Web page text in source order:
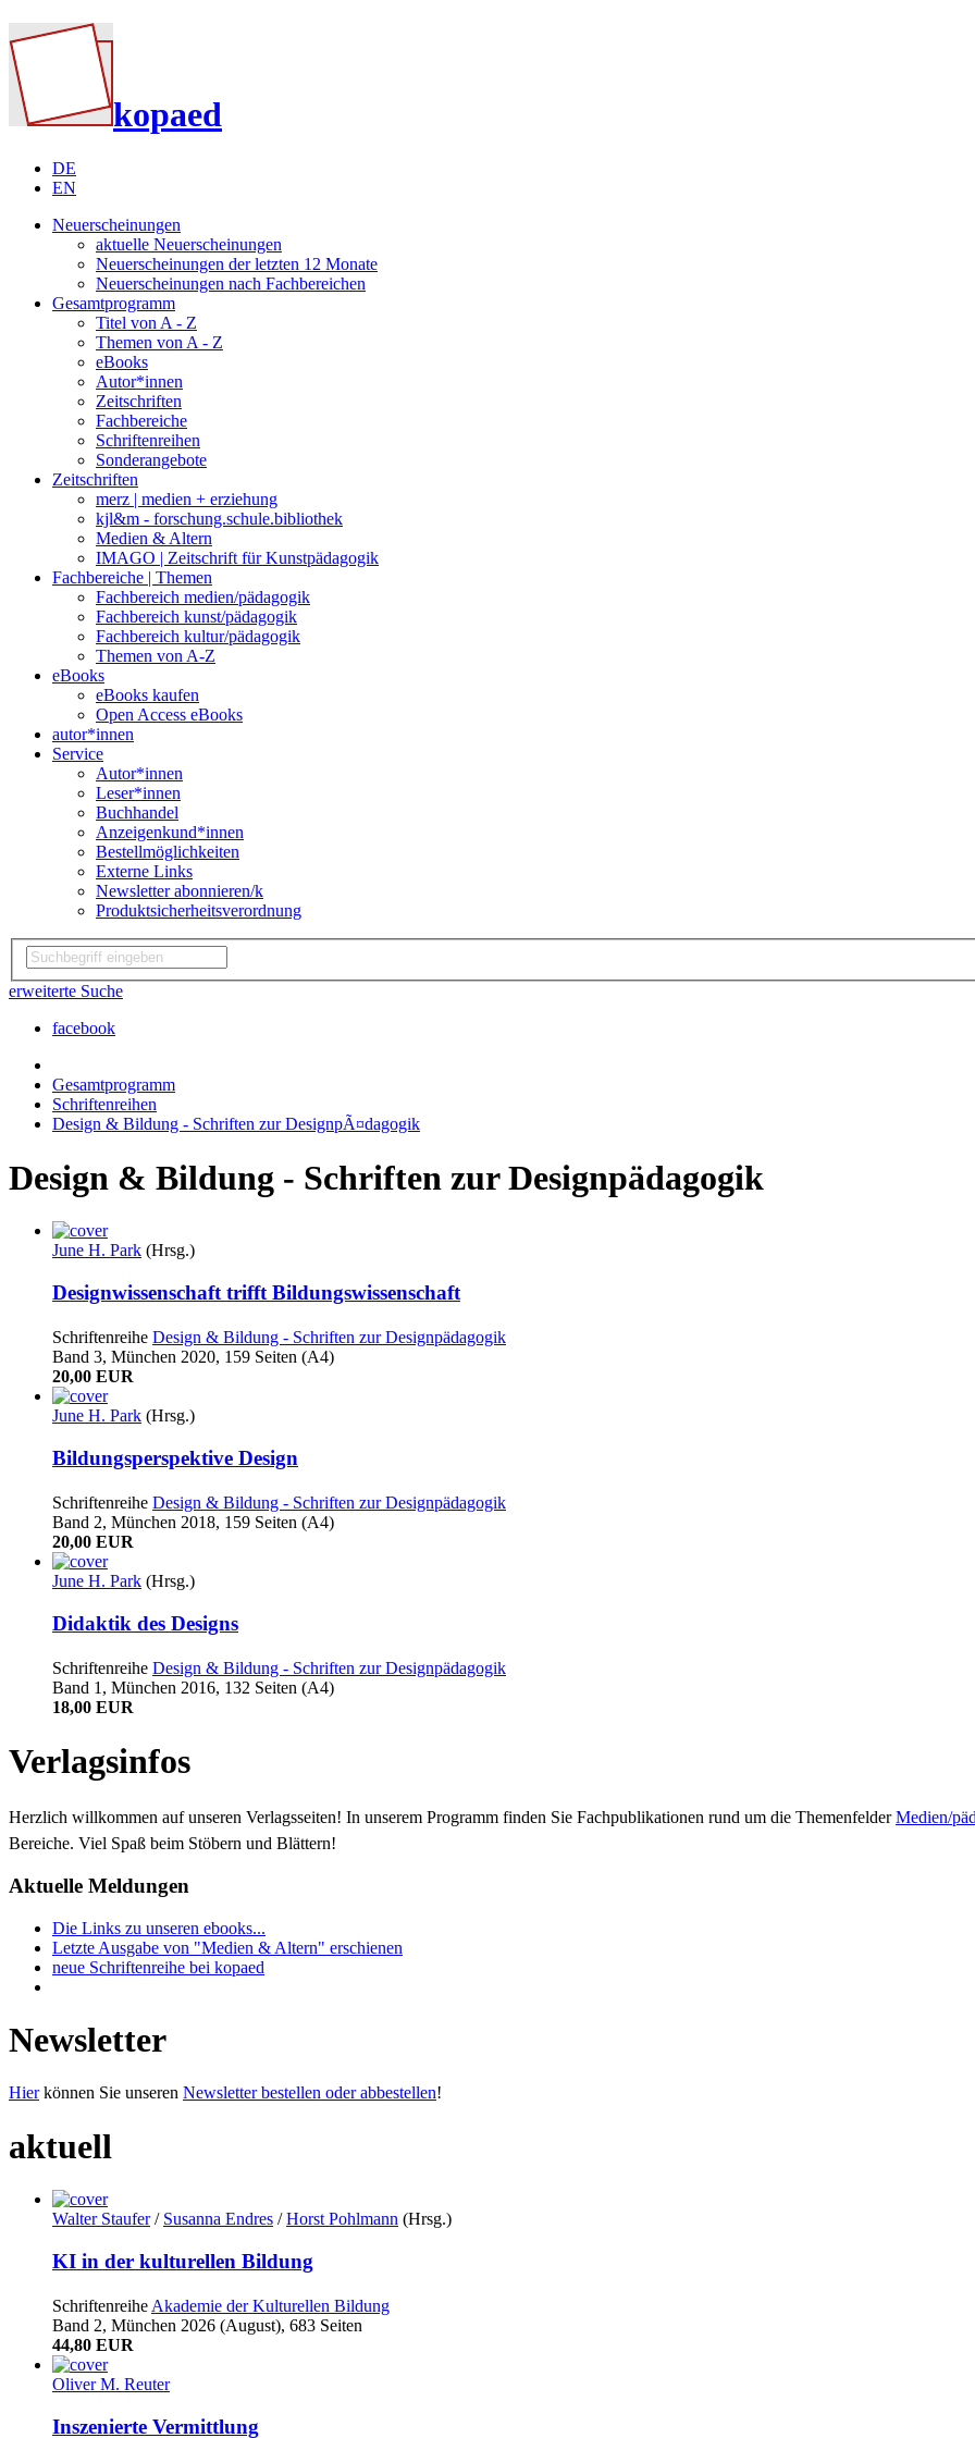
kopaed
DE
EN
Neuerscheinungen
aktuelle Neuerscheinungen
Neuerscheinungen der letzten 12 Monate
Neuerscheinungen nach Fachbereichen
Gesamtprogramm
Titel von A - Z
Themen von A - Z
eBooks
Autor*innen
Zeitschriften
Fachbereiche
Schriftenreihen
Sonderangebote
Zeitschriften
merz | medien + erziehung
kjl&m - forschung.schule.bibliothek
Medien & Altern
IMAGO | Zeitschrift für Kunstpädagogik
Fachbereiche | Themen
Fachbereich medien/pädagogik
Fachbereich kunst/pädagogik
Fachbereich kultur/pädagogik
Themen von A-Z
eBooks
eBooks kaufen
Open Access eBooks
autor*innen
Service
Autor*innen
Leser*innen
Buchhandel
Anzeigenkund*innen
Bestellmöglichkeiten
Externe Links
Newsletter abonnieren/k
Produktsicherheitsverordnung
erweiterte Suche
facebook
Gesamtprogramm
Schriftenreihen
Design & Bildung - Schriften zur DesignpÃ¤dagogik
Design & Bildung - Schriften zur Designpädagogik
June H. Park (Hrsg.)
Designwissenschaft trifft Bildungswissenschaft
Schriftenreihe Design & Bildung - Schriften zur Designpädagogik
Band 3, München 2020, 159 Seiten (A4)
20,00 EUR
June H. Park (Hrsg.)
Bildungsperspektive Design
Schriftenreihe Design & Bildung - Schriften zur Designpädagogik
Band 2, München 2018, 159 Seiten (A4)
20,00 EUR
June H. Park (Hrsg.)
Didaktik des Designs
Schriftenreihe Design & Bildung - Schriften zur Designpädagogik
Band 1, München 2016, 132 Seiten (A4)
18,00 EUR
Verlagsinfos
Herzlich willkommen auf unseren Verlagsseiten! In unserem Programm finden Sie Fachpublikationen rund um die ThemenfelderMedien/
Bereiche. Viel Spaß beim Stöbern und Blättern!
Aktuelle Meldungen
Die Links zu unseren ebooks...
Letzte Ausgabe von "Medien & Altern" erschienen
neue Schriftenreihe bei kopaed
Newsletter
Hierkönnen Sie unseren Newsletter bestellen oder abbestellen!
aktuell
Walter Staufer/ Susanna Endres /Horst Pohlmann (Hrsg.)
KI in der kulturellen Bildung
Schriftenreihe Akademie der Kulturellen Bildung
Band 2, München 2026 (August), 683 Seiten
44,80 EUR
Oliver M. Reuter
Inszenierte Vermittlung